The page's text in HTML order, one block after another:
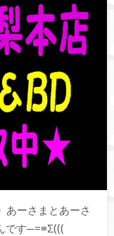
ーさまとあーさ
です─=≡Σ(((